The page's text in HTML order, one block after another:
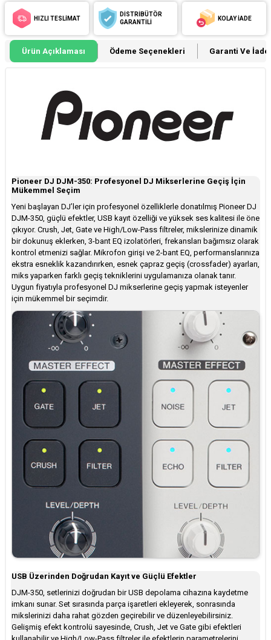
HIZLI TESLİMAT
DİSTRİBÜTÖR
GARANTİLİ
KOLAY İADE
Ürün Açıklaması Ödeme Seçenekleri Garanti Ve İade
Pioneer DJ DJM-350: Profesyonel DJ Mikserlerine Geçiş İçin
Mükemmel Seçim
Yeni başlayan DJ’ler için profesyonel özelliklerle donatılmış Pioneer DJ
DJM-350, güçlü efektler, USB kayıt özelliği ve yüksek ses kalitesi ile öne
çıkıyor. Crush, Jet, Gate ve High/Low-Pass filtreler, mikslerinize dinamik
bir dokunuş eklerken, 3-bant EQ izolatörleri, frekansları bağımsız olarak
kontrol etmenizi sağlar. Mikrofon girişi ve 2-bant EQ, performanslarınıza
ekstra esneklik kazandırırken, esnek çapraz geçiş (crossfader) ayarları,
miks yaparken farklı geçiş tekniklerini uygulamanıza olanak tanır.
Uygun fiyatıyla profesyonel DJ mikserlerine geçiş yapmak isteyenler
için mükemmel bir seçimdir.
USB Üzerinden Doğrudan Kayıt ve Güçlü Efektler
DJM-350, setlerinizi doğrudan bir USB depolama cihazına kaydetme
imkanı sunar. Set sırasında parça işaretleri ekleyerek, sonrasında
mikslerinizi daha rahat gözden geçirebilir ve düzenleyebilirsiniz.
Gelişmiş efekt kontrolü sayesinde, Crush, Jet ve Gate gibi efektleri